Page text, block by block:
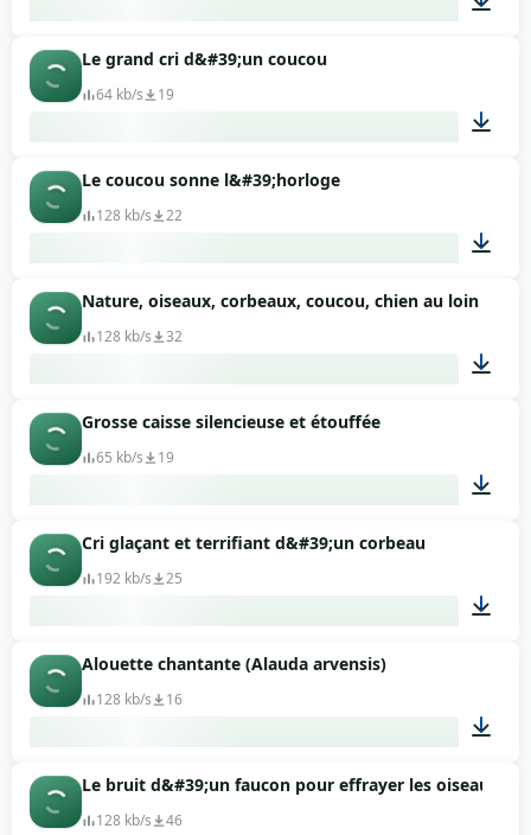
Le grand cri d&#39;un coucou
64 kb/s 19
Le coucou sonne l&#39;horloge
128 kb/s 22
00:17
Nature, oiseaux, corbeaux, coucou, chien au loin
128 kb/s 32
Grosse caisse silencieuse et étouffée
65 kb/s 19
Cri glaçant et terrifiant d&#39;un corbeau
192 kb/s 25
Alouette chantante (Alauda arvensis)
128 kb/s 16
04:52
Le bruit d&#39;un faucon pour effrayer les oiseaux
128 kb/s 46